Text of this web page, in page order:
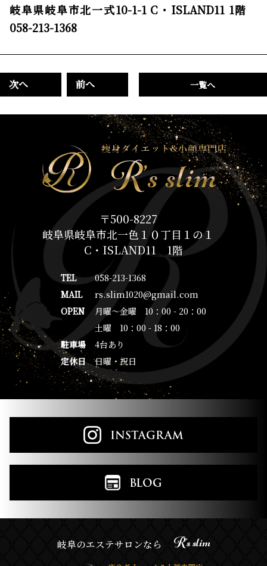
岐阜県岐阜市北一式10-1-1 C・ISLAND11 1階
058-213-1368
次へ 前へ 一覧へ
〒500-8227
岐阜県岐阜市北一色１０丁目１の１
C・ISLAND11 1階
TEL
058-213-1368
MAIL
rs.slim1020@gmail.com
OPEN
月曜～金曜 10：00 - 20：00
土曜 10：00 - 18：00
駐車場
4台あり
定休日
日曜・祝日
INSTAGRAM
BLOG
岐阜のエステサロンなら R’s slim